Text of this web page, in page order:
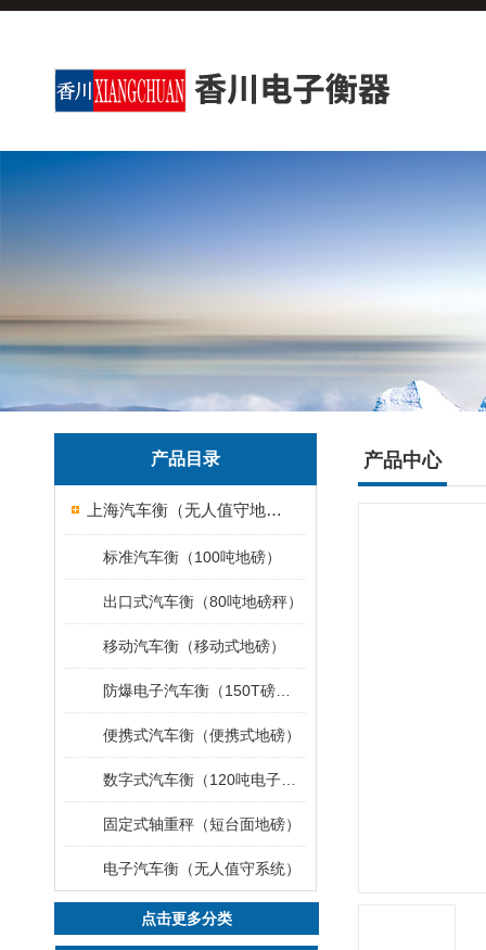
产品目录
上海汽车衡（无人值守地磅）
标准汽车衡（100吨地磅）
出口式汽车衡（80吨地磅秤）
移动汽车衡（移动式地磅）
便携式汽车衡（便携式地磅）
固定式轴重秤（短台面地磅）
电子汽车衡（无人值守系统）
点击更多分类
产品中心